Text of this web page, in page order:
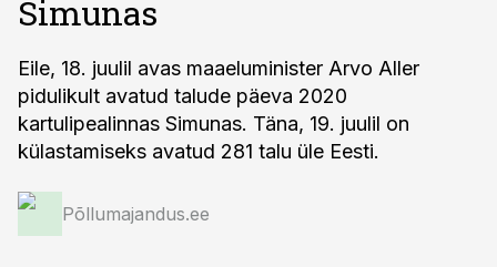
Simunas
Eile, 18. juulil avas maaeluminister Arvo Aller
pidulikult avatud talude päeva 2020
kartulipealinnas Simunas. Täna, 19. juulil on
külastamiseks avatud 281 talu üle Eesti.
Põllumajandus.ee